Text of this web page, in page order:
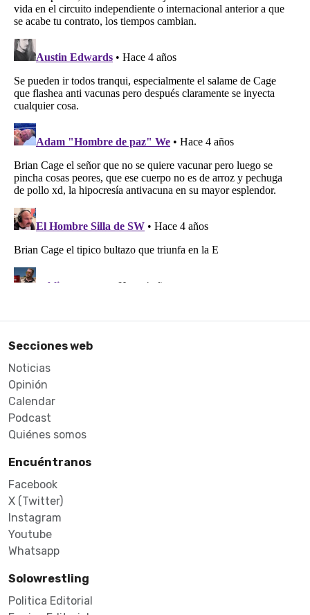
Secciones web
Noticias
Opinión
Calendar
Podcast
Quiénes somos
Encuéntranos
Facebook
X (Twitter)
Instagram
Youtube
Whatsapp
Solowrestling
Politica Editorial